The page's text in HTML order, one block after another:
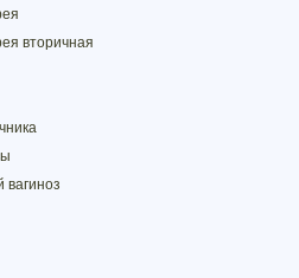
вторичная
вагиноз